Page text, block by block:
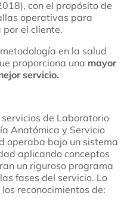
con el propósito de
operativas para
el cliente.
en la salud
proporciona una mayor
servicio.
de Laboratorio
Anatómica y Servicio
operaba bajo un sistema
aplicando conceptos
un riguroso programa
fases del servicio. Lo
reconocimientos de: